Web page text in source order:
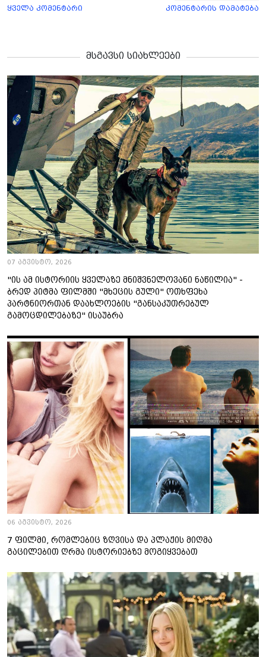
ყველა კომენტარი კომენტარის დამატება
მსგავსი სიახლეები
07 აგვისტო, 2026
"ის ამ ისტორიის ყველაზე მნიშვნელოვანი ნაწილია" -
ბრედ პიტმა ფილმში "მხეცის გული" ოთხფეხა
პარტნიორთან დაახლოების "განსაკუთრებულ
გამოცდილებაზე" ისაუბრა
06 აგვისტო, 2026
7 ფილმი, რომლებიც ზღვისა და პლაჟის მიღმა
გაცილებით ღრმა ისტორიებზე მოგიყვებათ